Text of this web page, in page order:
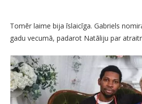
Tomēr laime bija īslaicīga. Gabriels
gadu vecumā, padarot Natāliju par